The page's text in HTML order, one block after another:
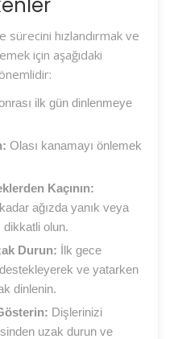
sürecini hızlandırmak ve
için aşağıdaki
ilk gün dinlenmeye
Olası kanamayı önlemek
Kaçının:
ağızda yanık veya
dikkatli olun.
Durun: İlk gece
destekleyerek ve yatarken
dinlenin.
Dişlerinizi
uzak durun ve